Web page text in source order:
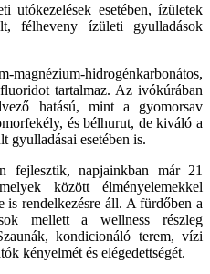
utókezelések esetében, ízületek
félheveny ízületi gyulladások
hidrogénkarbonátos,
tartalmaz. Az ivókúrában
hatású, mint a gyomorsav
és bélhurut, de kiváló a
gyulladásai esetében is.
fejlesztik, napjainkban már 21
között élményelemekkel
is rendelkezésre áll. A fürdőben a
mellett a wellness részleg
kondicionáló terem, vízi
kényelmét és elégedettségét.